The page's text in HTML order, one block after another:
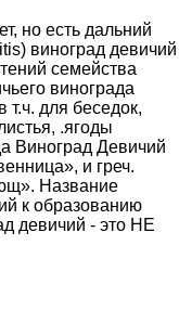
но есть дальний
виноград девичий
семейства
винограда
т.ч. для беседок,
.ягоды
Виноград Девичий
и греч.
Название
к образованию
девичий - это НЕ